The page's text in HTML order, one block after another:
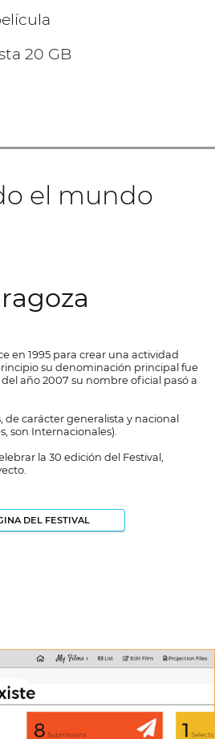
20 GB
el mundo
en 1995 para crear una actividad
su denominación principal fue
año 2007 su nombre oficial pasó a
de carácter generalista y nacional
son Internacionales).
la 30 edición del Festival,
DEL FESTIVAL